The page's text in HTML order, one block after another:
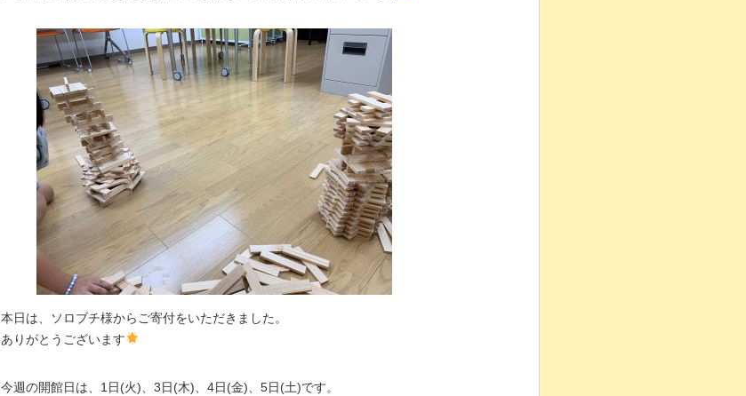
本日は、ソロブチ様からご寄付をいただきました。
ありがとうございます
今週の開館日は、1日(火)、3日(木)、4日(金)、5日(土)です。